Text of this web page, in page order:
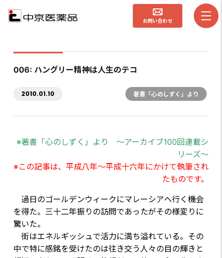
お問い合わせ
006: ハングリー精神は人生のテコ
2010.01.10 著書「心のしずく」より
※著書「心のしずく」より ～アーカイブ100回連載シ
リーズ～
※この記事は、平成八年～平成十六年にかけて執筆され
たものです。
過日のゴールデンウィークにマレーシアへ行く機会
を得た。三十二年振りの訪問であったがその様変りに
驚いた。
街はエネルギッシュで活力に満ち溢れている。その
中で特に感銘を受けたのは往き交う人々の目の輝きと